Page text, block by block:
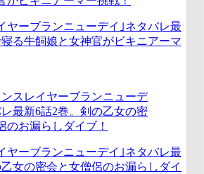
ヤーブランニューデイ｣ネタバレ最
る牛飼娘と女神官がビキニアーマ
ヤーブランニューデイ｣ネタバレ最
女の密会と女僧侶のお漏らしダイ